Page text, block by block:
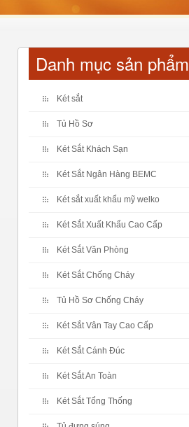
Danh mục sản phẩm
Két sắt
Tủ Hồ Sơ
Két Sắt Khách Sạn
Két Sắt Ngân Hàng BEMC
Két sắt xuất khẩu mỹ welko
Két Sắt Xuất Khẩu Cao Cấp
Két Sắt Văn Phòng
Két Sắt Chống Cháy
Tủ Hồ Sơ Chống Cháy
Két Sắt Vân Tay Cao Cấp
Két Sắt Cánh Đúc
Két Sắt An Toàn
Két Sắt Tổng Thống